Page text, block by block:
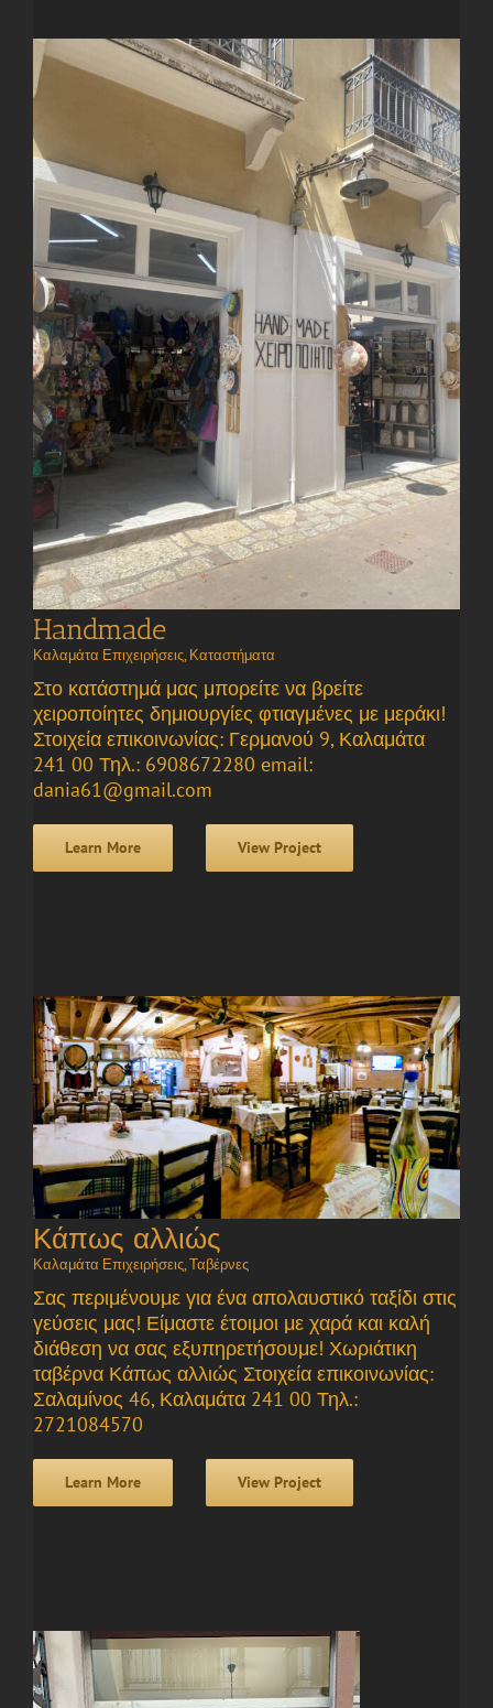
Handmade
Καλαμάτα Επιχειρήσεις, Καταστήματα
Στο κατάστημά μας μπορείτε να βρείτε
χειροποίητες δημιουργίες φτιαγμένες με μεράκι!
Στοιχεία επικοινωνίας: Γερμανού 9, Καλαμάτα
241 00 Τηλ.: 6908672280 email:
dania61@gmail.com
Learn More View Project
Κάπως αλλιώς
Καλαμάτα Επιχειρήσεις,Ταβέρνες
Σας περιμένουμε για ένα απολαυστικό ταξίδι στις
γεύσεις μας! Είμαστε έτοιμοι με χαρά και καλή
διάθεση να σας εξυπηρετήσουμε! Χωριάτικη
ταβέρνα Κάπως αλλιώς Στοιχεία επικοινωνίας:
Σαλαμίνος 46, Καλαμάτα 241 00 Τηλ.:
2721084570
Learn More View Project